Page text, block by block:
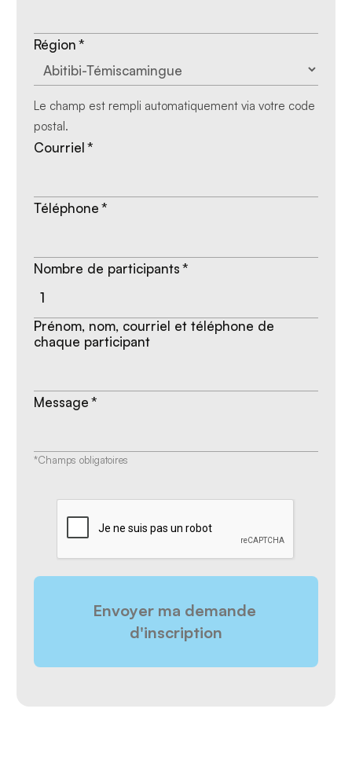
Région *
Le champ est rempli automatiquement via votre code
postal.
Courriel *
Téléphone *
Nombre de participants *
Prénom, nom, courriel et téléphone de
chaque participant
Message *
*Champs obligatoires
CAPTCHA